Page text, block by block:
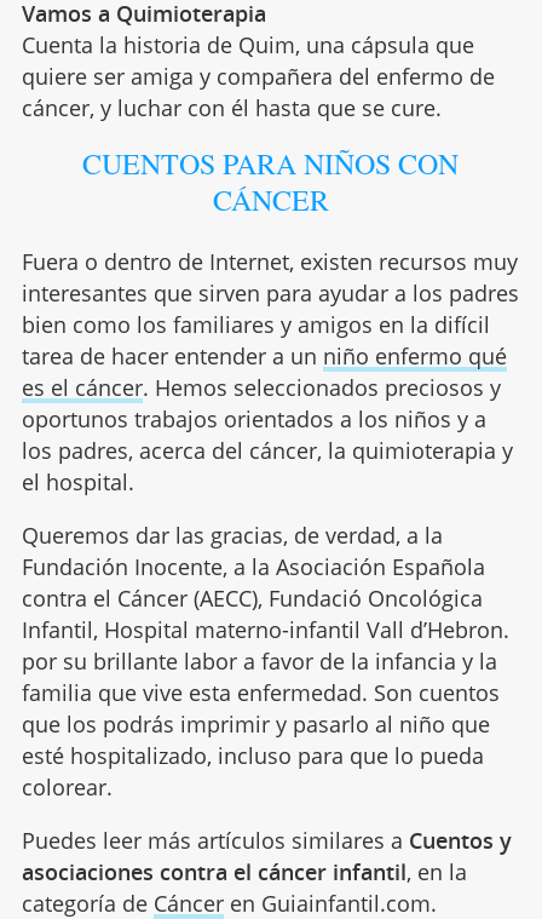
Vamos a Quimioterapia
Cuenta la historia de Quim, una cápsula que
quiere ser amiga y compañera del enfermo de
cáncer, y luchar con él hasta que se cure.
CUENTOS PARA NIÑOS CON
CÁNCER
Fuera o dentro de Internet, existen recursos muy
interesantes que sirven para ayudar a los padres
bien como los familiares y amigos en la difícil
tarea de hacer entender a un niño enfermo qué
es el cáncer. Hemos seleccionados preciosos y
oportunos trabajos orientados a los niños y a
los padres, acerca del cáncer, la quimioterapia y
el hospital.
Queremos dar las gracias, de verdad, a la
Fundación Inocente, a la Asociación Española
contra el Cáncer (AECC), Fundació Oncológica
Infantil, Hospital materno-infantil Vall d’Hebron.
por su brillante labor a favor de la infancia y la
familia que vive esta enfermedad. Son cuentos
que los podrás imprimir y pasarlo al niño que
esté hospitalizado, incluso para que lo pueda
colorear.
Puedes leer más artículos similares a Cuentos y
asociaciones contra el cáncer infantil, en la
categoría de Cánceren Guiainfantil.com.